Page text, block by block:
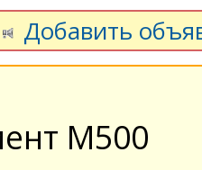
Добавить
М500